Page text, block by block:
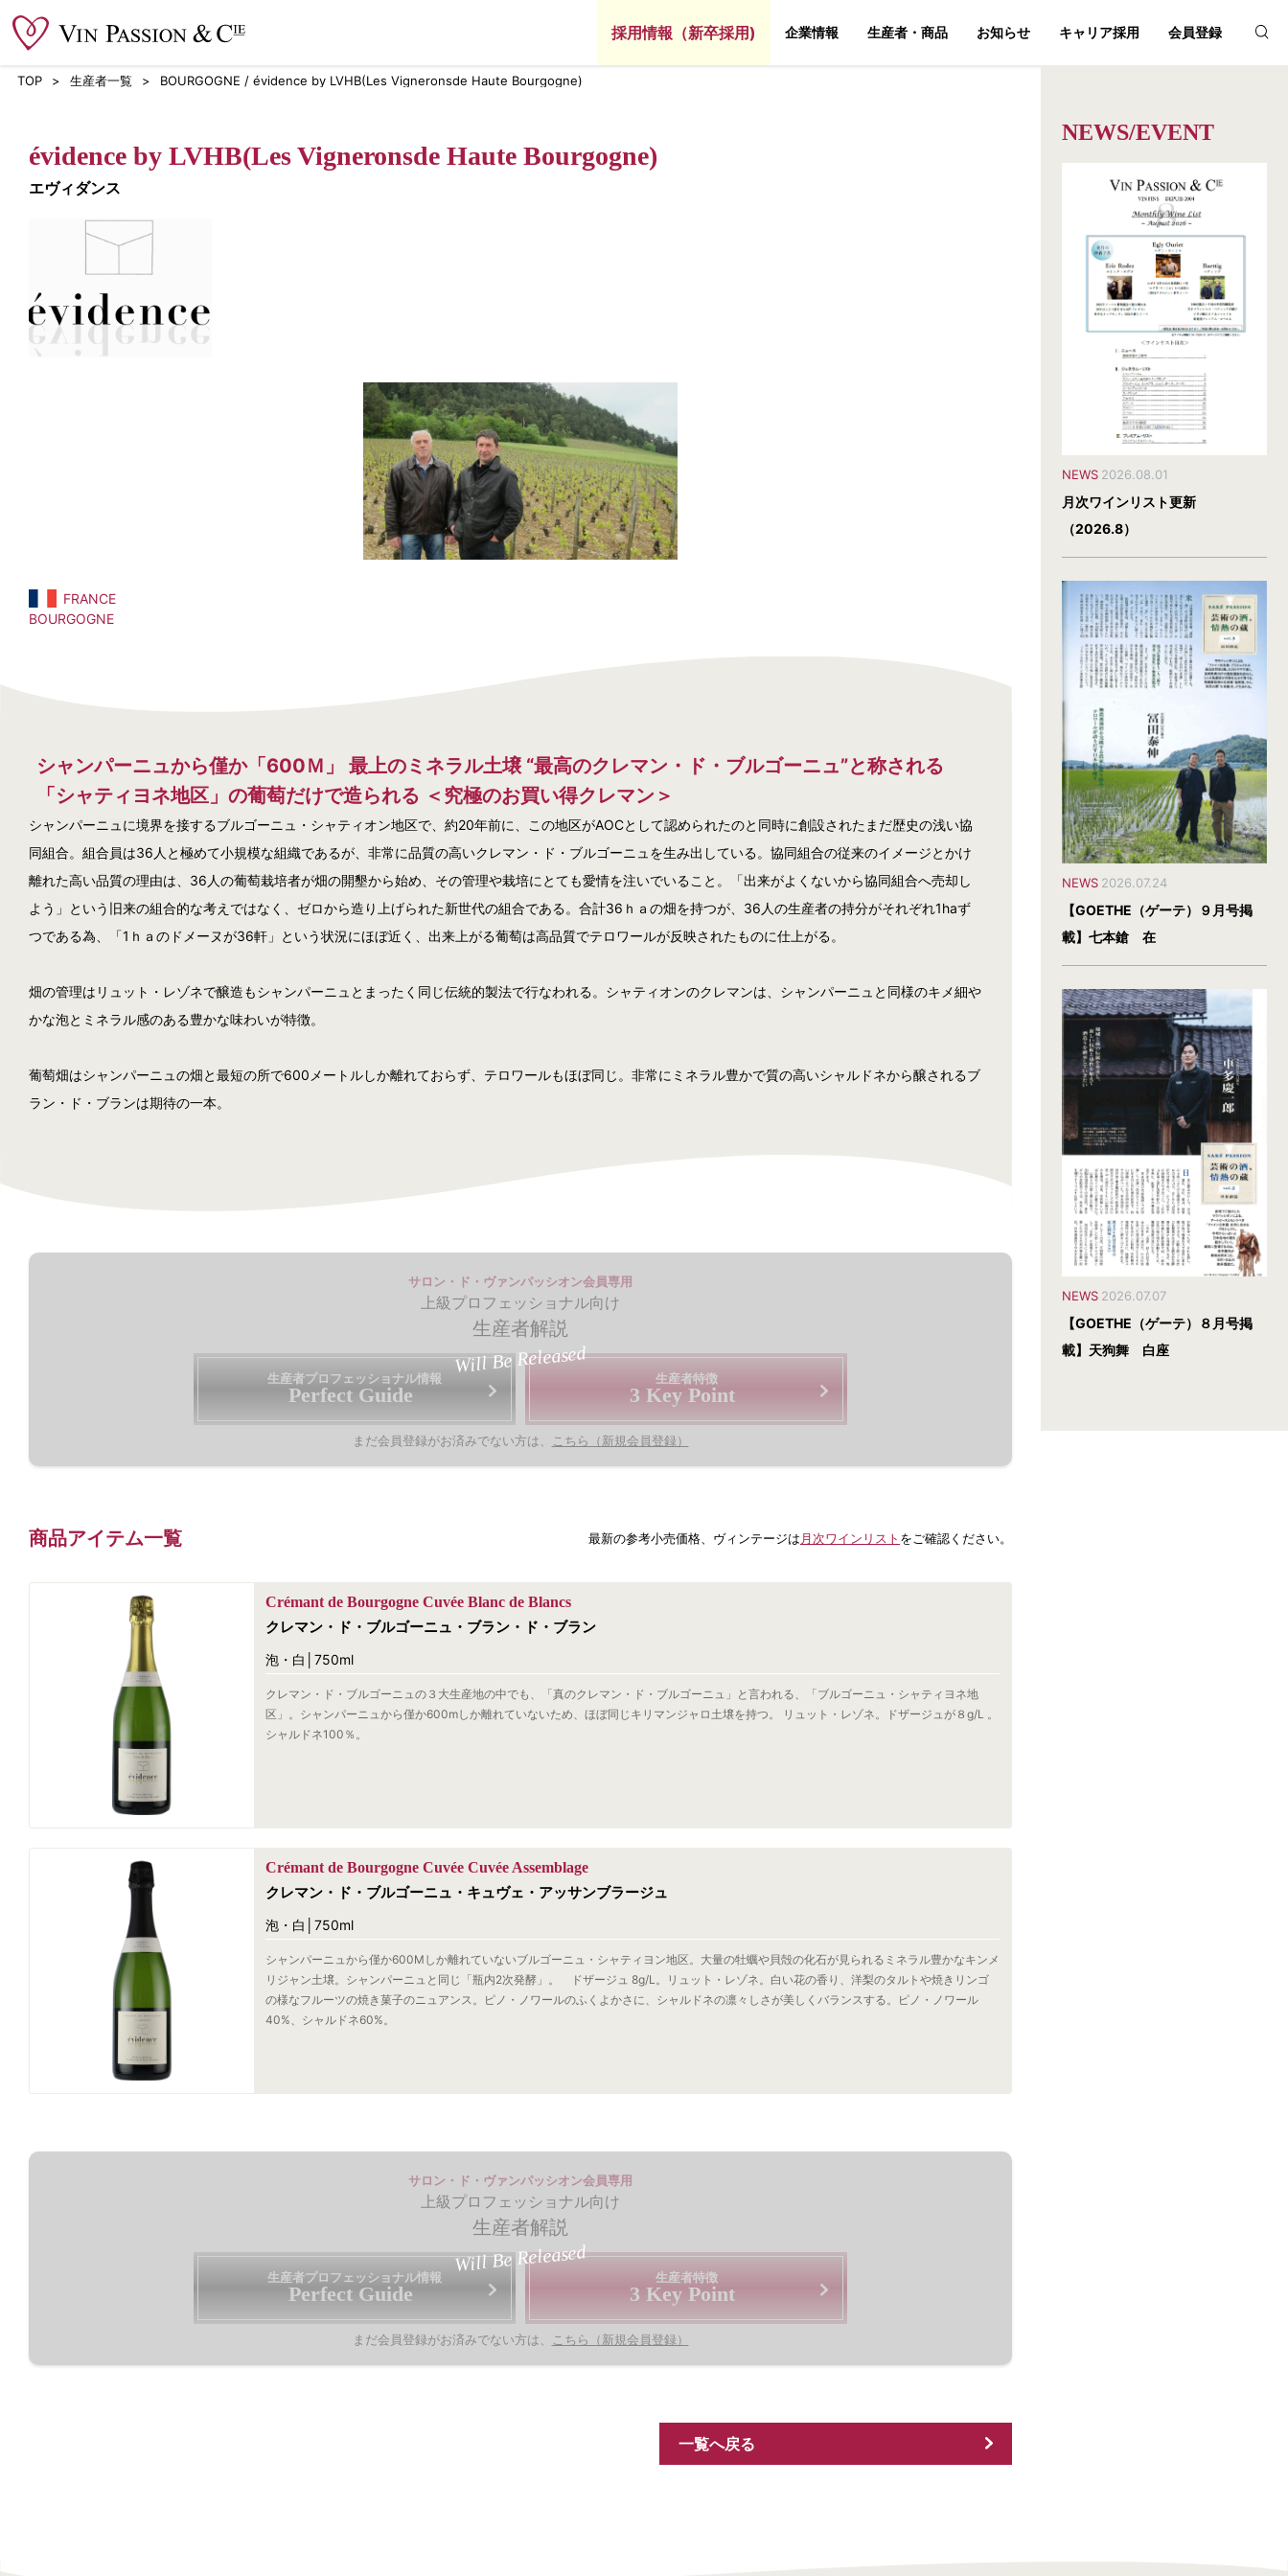
採用情報（新卒採用) 企業情報 生産者・商品 お知らせ キャリア採用 会員登録
TOP 生産者一覧 BOURGOGNE / évidence by LVHB(Les Vigneronsde Haute Bourgogne)
évidence by LVHB(Les Vigneronsde Haute Bourgogne)
エヴィダンス
FRANCE
BOURGOGNE
シャンパーニュから僅か「600Ｍ」 最上のミネラル土壌 “最高のクレマン・ド・ブルゴーニュ”と称される
「シャティヨネ地区」の葡萄だけで造られる ＜究極のお買い得クレマン＞
シャンパーニュに境界を接するブルゴーニュ・シャティオン地区で、約20年前に、この地区がAOCとして認められたのと同時に創設されたまだ歴史の浅い協
同組合。組合員は36人と極めて小規模な組織であるが、非常に品質の高いクレマン・ド・ブルゴーニュを生み出している。協同組合の従来のイメージとかけ
離れた高い品質の理由は、36人の葡萄栽培者が畑の開墾から始め、その管理や栽培にとても愛情を注いでいること。「出来がよくないから協同組合へ売却し
よう」という旧来の組合的な考えではなく、ゼロから造り上げられた新世代の組合である。合計36ｈａの畑を持つが、36人の生産者の持分がそれぞれ1haず
つである為、「1ｈａのドメーヌが36軒」という状況にほぼ近く、出来上がる葡萄は高品質でテロワールが反映されたものに仕上がる。
畑の管理はリュット・レゾネで醸造もシャンパーニュとまったく同じ伝統的製法で行なわれる。シャティオンのクレマンは、シャンパーニュと同様のキメ細や
かな泡とミネラル感のある豊かな味わいが特徴。
葡萄畑はシャンパーニュの畑と最短の所で600メートルしか離れておらず、テロワールもほぼ同じ。非常にミネラル豊かで質の高いシャルドネから醸されるブ
ラン・ド・ブランは期待の一本。
Will Be Released
上級プロフェッショナル向け
生産者解説
サロン・ド・ヴァンパッシオン会員専用
生産者プロフェッショナル情報
Perfect Guide
生産者特徴
3 Key Point
まだ会員登録がお済みでない方は、 こちら（新規会員登録）
商品アイテム一覧 最新の参考小売価格、ヴィンテージは 月次ワインリスト をご確認ください。
Crémant de Bourgogne Cuvée Blanc de Blancs
クレマン・ド・ブルゴーニュ・ブラン・ド・ブラン
泡・白│750ml
クレマン・ド・ブルゴーニュの３大生産地の中でも、「真のクレマン・ド・ブルゴーニュ」と言われる、「ブルゴーニュ・シャティヨネ地
区」。シャンパーニュから僅か600mしか離れていないため、ほぼ同じキリマンジャロ土壌を持つ。 リュット・レゾネ。ドザージュが８g/L 。
シャルドネ100％。
Crémant de Bourgogne Cuvée Cuvée Assemblage
クレマン・ド・ブルゴーニュ・キュヴェ・アッサンブラージュ
泡・白│750ml
シャンパーニュから僅か600Mしか離れていないブルゴーニュ・シャティヨン地区。大量の牡蠣や貝殻の化石が見られるミネラル豊かなキンメ
リジャン土壌。シャンパーニュと同じ「瓶内2次発酵」。 ドザージュ 8g/L。リュット・レゾネ。白い花の香り、洋梨のタルトや焼きリンゴ
の様なフルーツの焼き菓子のニュアンス。ピノ・ノワールのふくよかさに、シャルドネの凛々しさが美しくバランスする。ピノ・ノワール
40%、シャルドネ60%。
Will Be Released
上級プロフェッショナル向け
生産者解説
サロン・ド・ヴァンパッシオン会員専用
生産者プロフェッショナル情報
Perfect Guide
生産者特徴
3 Key Point
まだ会員登録がお済みでない方は、 こちら（新規会員登録）
一覧へ戻る
NEWS/EVENT
NEWS 2026.08.01
月次ワインリスト更新
（2026.8）
NEWS 2026.07.24
【GOETHE（ゲーテ）９月号掲
載】七本鎗 在
NEWS 2026.07.07
【GOETHE（ゲーテ）８月号掲
載】天狗舞 白座